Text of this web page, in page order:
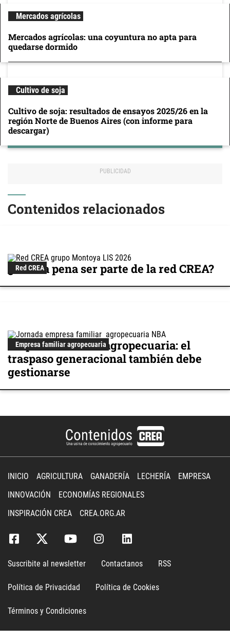
Mercados agrícolas
Mercados agrícolas: una coyuntura no apta para
quedarse dormido
Cultivo de soja
Cultivo de soja: resultados de ensayos 2025/26 en la
región Norte de Buenos Aires (con informe para
descargar)
Contenidos relacionados
Red CREA
¿Vale la pena ser parte de la red CREA?
Empresa familiar agropecuaria
Empresa familiar agropecuaria: el
traspaso generacional también debe
gestionarse
INICIO AGRICULTURA GANADERÍA LECHERÍA
EMPRESA
INNOVACIÓN
ECONOMÍAS REGIONALES
INSPIRACIÓN CREA
CREA.ORG.AR
Suscribite al newsletter Contactanos RSS
Política de Privacidad Política de Cookies
Términos y Condiciones